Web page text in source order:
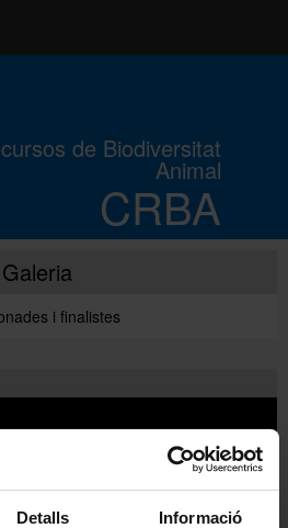
Detalls Informació
de Biodiversitat
Animal
CRBA
Cursos
Concurs
i finalistes